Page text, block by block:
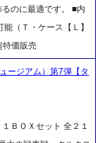
のに最適です。 ■内
（Ｔ・ケース【Ｌ】
特価販売
ージアム）第7弾【タ
ＢＯＸセット 全２１